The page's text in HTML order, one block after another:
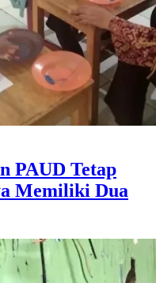
PAUD Tetap
Memiliki Dua